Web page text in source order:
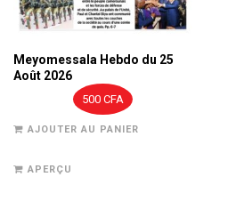
Meyomessala Hebdo du 25
Août 2026
500 CFA
AJOUTER AU PANIER
APERÇU